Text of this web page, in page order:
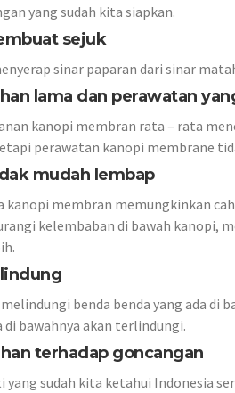
yang sudah kita siapkan.
sejuk
sinar paparan dari sinar
lama dan perawatan
kanopi membran rata – rata
perawatan kanopi membrane
mudah lembap
kanopi membran memungkinkan
kelembaban di bawah kanopi,
benda benda yang ada di
di bawahnya akan terlindungi.
terhadap goncangan
yang sudah kita ketahui Indonesia